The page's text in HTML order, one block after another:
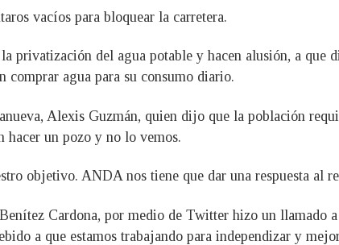
vacíos para bloquear la carretera.
privatización del agua potable y hacen alusión, a que
comprar agua para su consumo diario.
Alexis Guzmán, quien dijo que la población
hacer un pozo y no lo vemos.
objetivo. ANDA nos tiene que dar una respuesta al
Cardona, por medio de Twitter hizo un llamado
a que estamos trabajando para independizar y